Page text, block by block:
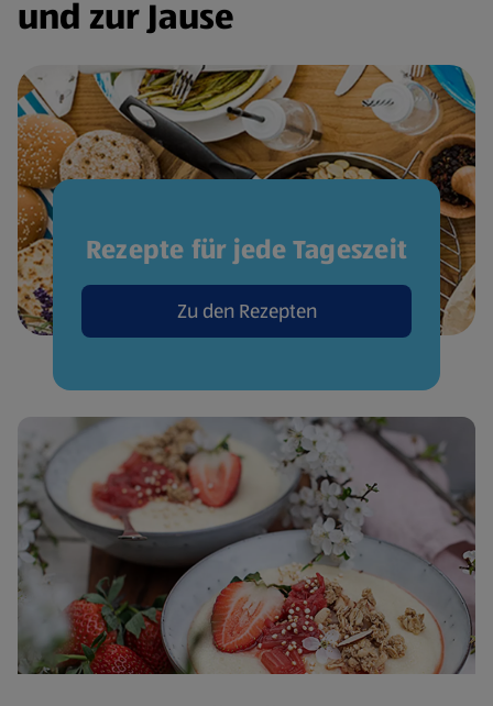
und zur Jause
Rezepte für jede Tageszeit
Zu den Rezepten